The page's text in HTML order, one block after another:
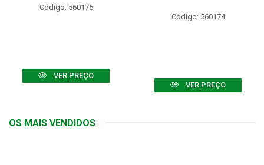
Código: 560175
VER PREÇO
Código: 560174
VER PREÇO
OS MAIS VENDIDOS